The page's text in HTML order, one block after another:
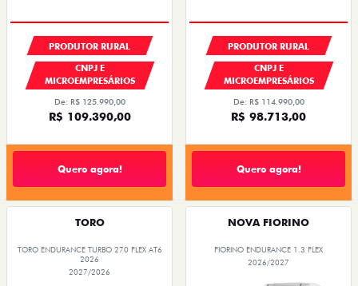
PRODUTOR RURAL
CNPJ E
MICROEMPRESÁRIOS
De: R$ 125.990,00
R$ 109.390,00
Quero agora!
PRODUTOR RURAL
CNPJ E
MICROEMPRESÁRIOS
De: R$ 114.990,00
R$ 98.713,00
Quero agora!
TORO
TORO ENDURANCE TURBO 270 FLEX AT6
2026
2027/2026
NOVA FIORINO
FIORINO ENDURANCE 1.3 FLEX
2026/2027